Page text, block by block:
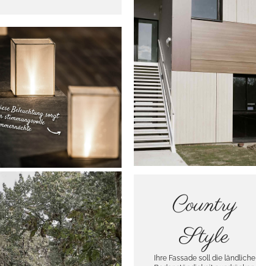
Country
Style
Ihre Fassade soll die ländliche